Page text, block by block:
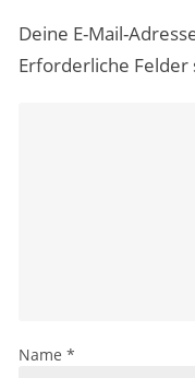
Deine E-Mail-
Erforderliche Felder
Name *